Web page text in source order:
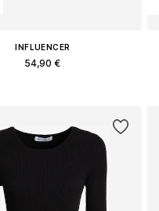
INFLUENCER
54,90 €